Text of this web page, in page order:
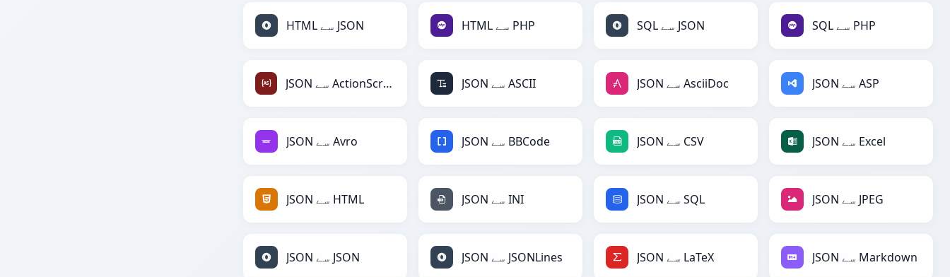
HTML سے JSON HTML سے PHP SQL سے JSON SQL سے PHP
JSON سے ActionScript JSON سے ASCII JSON سے AsciiDoc JSON سے ASP
JSON سے Avro JSON سے BBCode JSON سے CSV JSON سے Excel
JSON سے HTML JSON سے INI JSON سے SQL JSON سے JPEG
JSON سے JSON JSON سے JSONLines JSON سے LaTeX JSON سے Markdown